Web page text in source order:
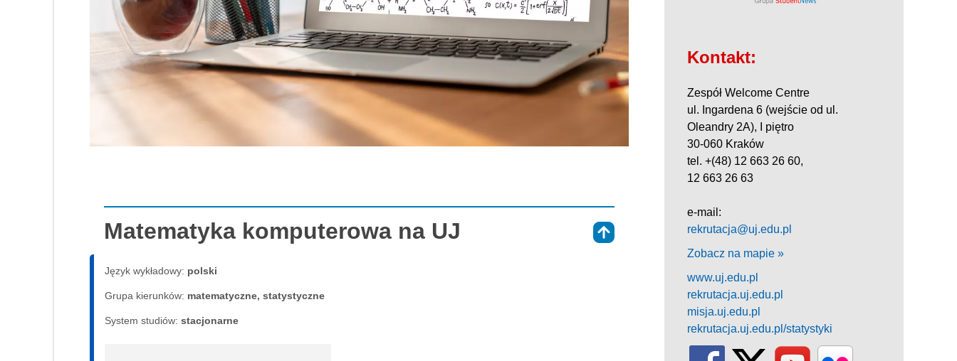
Matematyka komputerowa na UJ
Język wykładowy: polski
Grupa kierunków: matematyczne, statystyczne
System studiów: sta­cjo­nar­ne
Kontakt:
Zespół Welcome Centre
ul. Ingardena 6 (wejście od ul.
Oleandry 2A), I piętro
30-060 Kraków
tel. +(48) 12 663 26 60,
12 663 26 63
e-mail:
rekrutacja@uj.edu.pl
Zobacz na mapie »
www.uj.edu.pl
rekrutacja.uj.edu.pl
misja.uj.edu.pl
rekrutacja.uj.edu.pl/statystyki